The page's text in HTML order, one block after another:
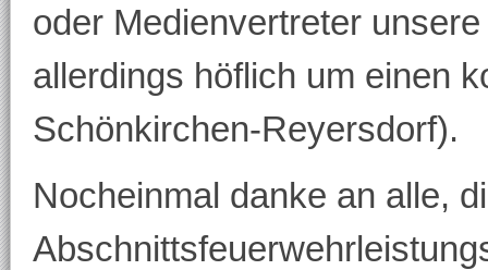
oder Medienvertreter
allerdings höflich um einen
Schönkirchen-Reyersdorf).
Nocheinmal danke an alle,